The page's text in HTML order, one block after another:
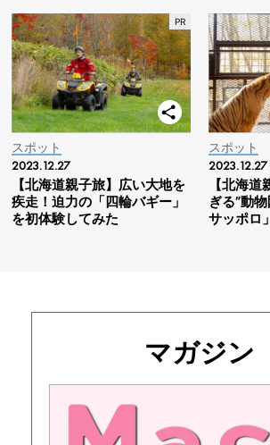
スポット
2023.12.27
【北海道親子旅】広い大地を
疾走！迫力の「四輪バギー」
を初体験してみた
スポット
2023.12.27
【北海
ぎる”動
サッポロ
マガジン